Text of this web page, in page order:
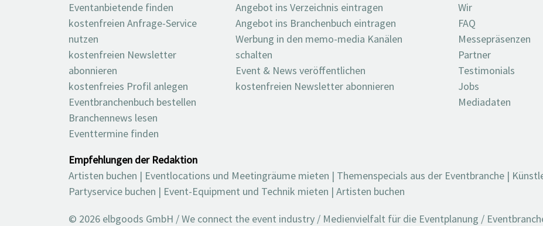
Eventanbietende finden
kostenfreien Anfrage-Service
nutzen
kostenfreien Newsletter
abonnieren
kostenfreies Profil anlegen
Eventbranchenbuch bestellen
Branchennews lesen
Eventtermine finden
Angebot ins Verzeichnis eintragen
Angebot ins Branchenbuch eintragen
Werbung in den memo-media Kanälen
schalten
Event & News veröffentlichen
kostenfreien Newsletter abonnieren
Wir
FAQ
Messepräsenzen
Partner
Testimonials
Jobs
Mediadaten
Empfehlungen der Redaktion
Artisten buchen | Eventlocations und Meetingräume mieten | Themenspecials aus der Eventbranche |
Partyservice buchen | Event-Equipment und Technik mieten | Artisten buchen
© 2026 elbgoods GmbH / We connect the event industry / Medienvielfalt für die Eventplanung /